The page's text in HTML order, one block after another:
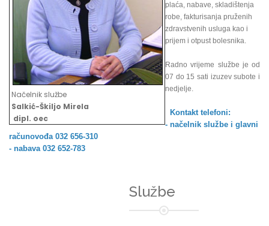
Načelnik službe
Salkić-Škiljo Mirela
dipl. oec
plaća, nabave, skladištenja
robe, fakturisanja pruženih
zdravstvenih usluga kao i
prijem i otpust bolesnika.
Radno vrijeme službe je od
07 do 15 sati izuzev subote i
nedjelje.
Kontakt telefoni:
- načelnik službe i glavni
računovođa 032 656-310
- nabava 032 652-783
Službe